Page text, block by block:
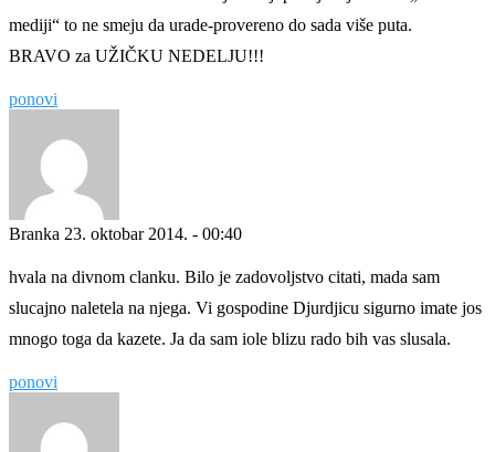
mediji“ to ne smeju da urade-provereno do sada više puta.
BRAVO za UŽIČKU NEDELJU!!!
ponovi
Branka 23. oktobar 2014. - 00:40
hvala na divnom clanku. Bilo je zadovoljstvo citati, mada sam
slucajno naletela na njega. Vi gospodine Djurdjicu sigurno imate jos
mnogo toga da kazete. Ja da sam iole blizu rado bih vas slusala.
ponovi